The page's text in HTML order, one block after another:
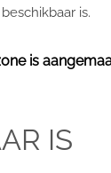
is.
is
IS